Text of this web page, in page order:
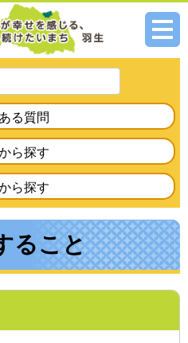
メニ
る質問
ら探す
ら探す
ること